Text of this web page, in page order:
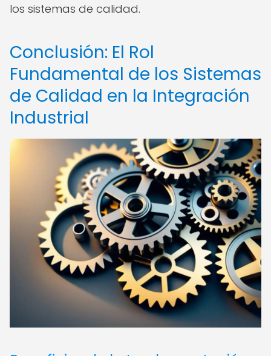
los sistemas de calidad.
Conclusión: El Rol
Fundamental de los Sistemas
de Calidad en la Integración
Industrial